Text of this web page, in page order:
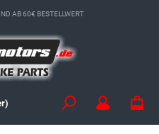
AB 60€ BESTELLWERT